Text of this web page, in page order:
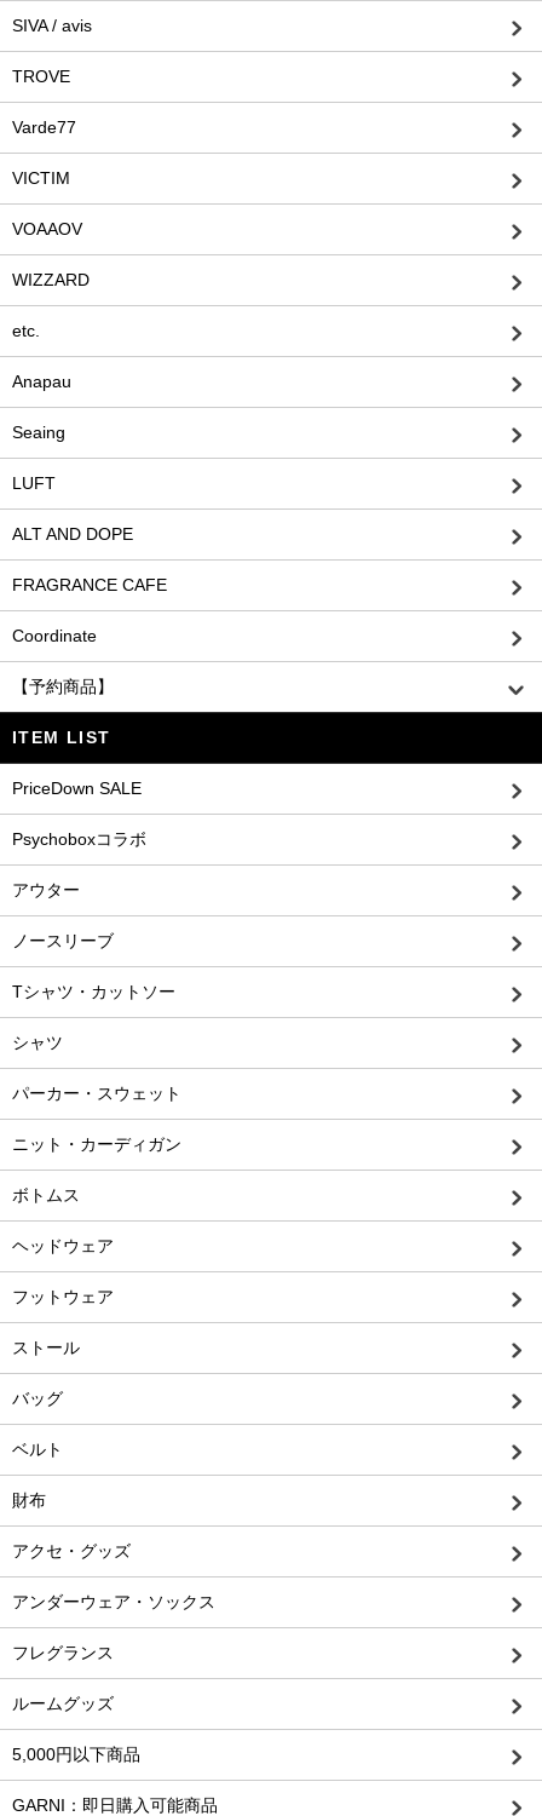
SIVA / avis
TROVE
Varde77
VICTIM
VOAAOV
WIZZARD
etc.
Anapau
Seaing
LUFT
ALT AND DOPE
FRAGRANCE CAFE
Coordinate
【予約商品】
ITEM LIST
PriceDown SALE
Psychoboxコラボ
アウター
ノースリーブ
Tシャツ・カットソー
シャツ
パーカー・スウェット
ニット・カーディガン
ボトムス
ヘッドウェア
フットウェア
ストール
バッグ
ベルト
財布
アクセ・グッズ
アンダーウェア・ソックス
フレグランス
ルームグッズ
5,000円以下商品
GARNI：即日購入可能商品